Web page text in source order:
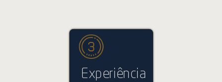
Experiência